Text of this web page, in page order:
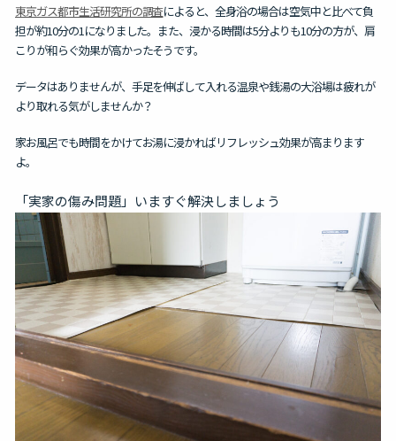
東京ガス都市生活研究所の調査によると、全身浴の場合は空気中と比べて負
担が約10分の1になりました。また、浸かる時間は5分よりも10分の方が、肩
こりが和らぐ効果が高かったそうです。
データはありませんが、手足を伸ばして入れる温泉や銭湯の大浴場は疲れが
より取れる気がしませんか？
家お風呂でも時間をかけてお湯に浸かればリフレッシュ効果が高まります
よ。
「実家の傷み問題」いますぐ解決しましょう